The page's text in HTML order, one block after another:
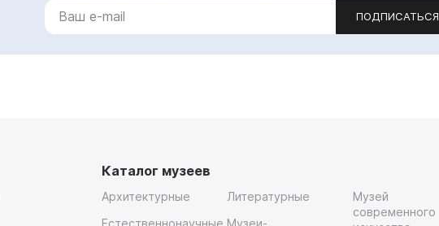
ПОДПИСАТЬСЯ
Каталог музеев
Архитектурные
Естественнонаучные
Литературные
Музеи-
Музей
современного